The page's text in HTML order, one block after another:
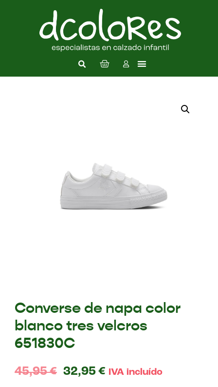
Converse de napa color
blanco tres velcros
651830C
45,95€ 32,95 € IVA incluído